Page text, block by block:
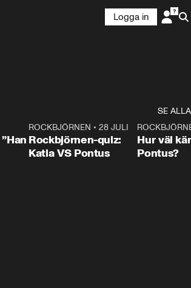
Logga in
SE ALLA
0:15
ROCKBJÖRNEN •28 JULI
Rockbjörnen-quiz:
Katia VS Pontus
Hur väl
Pontus?